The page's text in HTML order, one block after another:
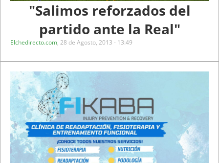
"Salimos reforzados del
partido ante la Real"
Elchedirecto.com, 28 de Agosto, 2013 - 13:49